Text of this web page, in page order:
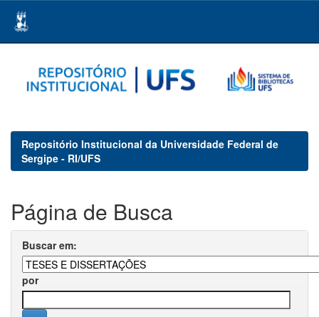
navigation
Repositório Institucional da Universidade Federal de
Sergipe - RI/UFS
Página de Busca
Buscar em:
por